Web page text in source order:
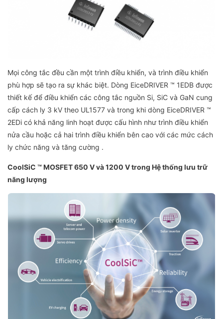
Mọi công tắc đều cần một trình điều khiển, và trình điều khiển
phù hợp sẽ tạo ra sự khác biệt. Dòng EiceDRIVER ™ 1EDB được
thiết kế để điều khiển các công tắc nguồn Si, SiC và GaN cung
cấp cách ly 3 kV theo UL1577 và trong khi dòng EiceDRIVER ™
2EDi có khả năng linh hoạt được cấu hình như trình điều khiển
nửa cầu hoặc cả hai trình điều khiển bên cao với các mức cách
ly chức năng và tăng cường .
CoolSiC ™ MOSFET 650 V và 1200 V trong Hệ thống lưu trữ
năng lượng